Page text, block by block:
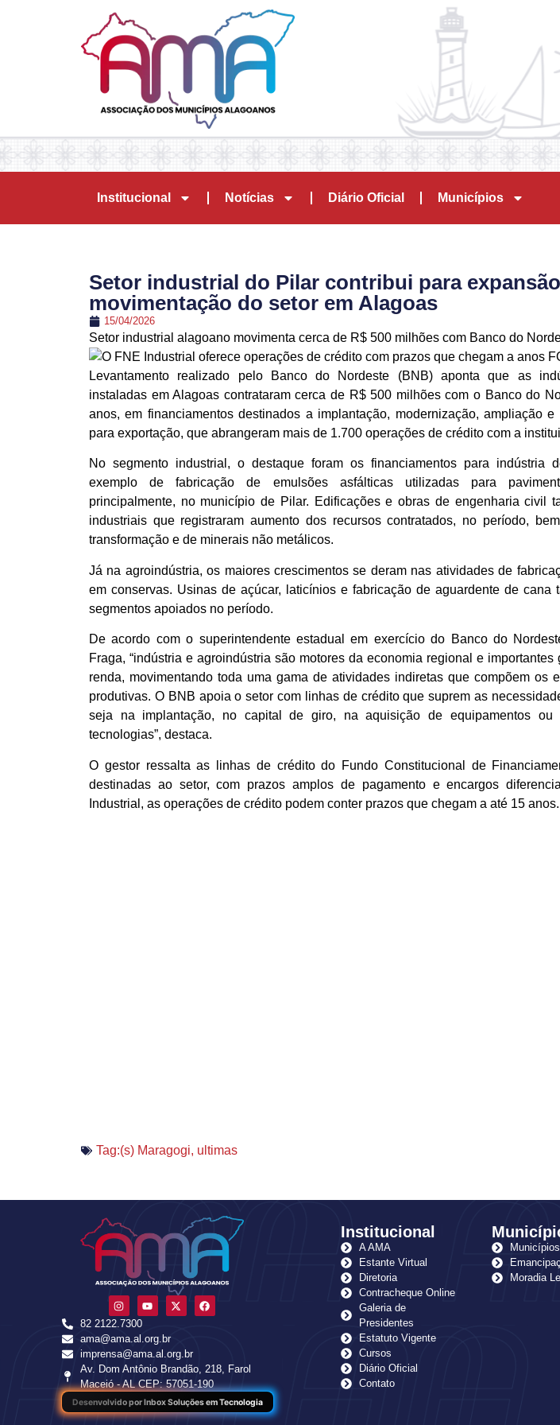
Institucional Notícias Diário Oficial Municípios
Setor industrial do Pilar contribui para
movimentação do setor em Alagoas
15/04/2026
Setor industrial alagoano movimenta cerca de R$ 500 milhões com Banco do
Levantamento realizado pelo Banco do Nordeste (BNB) aponta que as
instaladas em Alagoas contrataram cerca de R$ 500 milhões com o Banco do
anos, em financiamentos destinados a implantação, modernização, ampliação
para exportação, que abrangeram mais de 1.700 operações de crédito com a
No segmento industrial, o destaque foram os financiamentos para indústria
exemplo de fabricação de emulsões asfálticas utilizadas para
principalmente, no município de Pilar. Edificações e obras de engenharia civil
industriais que registraram aumento dos recursos contratados, no período,
transformação e de minerais não metálicos.
Já na agroindústria, os maiores crescimentos se deram nas atividades de
em conservas. Usinas de açúcar, laticínios e fabricação de aguardente de cana
segmentos apoiados no período.
De acordo com o superintendente estadual em exercício do Banco do
Fraga, “indústria e agroindústria são motores da economia regional e
renda, movimentando toda uma gama de atividades indiretas que compõem os
produtivas. O BNB apoia o setor com linhas de crédito que suprem as
seja na implantação, no capital de giro, na aquisição de equipamentos ou
tecnologias”, destaca.
O gestor ressalta as linhas de crédito do Fundo Constitucional de
destinadas ao setor, com prazos amplos de pagamento e encargos
Industrial, as operações de crédito podem conter prazos que chegam a até 15 anos.
Tag:(s) Maragogi, ultimas
82 2122.7300
ama@ama.al.org.br
imprensa@ama.al.org.br
Av. Dom Antônio Brandão, 218, Farol
Maceió - AL CEP: 57051-190
Desenvolvido por Inbox Soluções em Tecnologia
Institucional
A AMA
Estante Virtual
Diretoria
Contracheque Online
Galeria de
Presidentes
Estatuto Vigente
Cursos
Diário Oficial
Contato
Moradia